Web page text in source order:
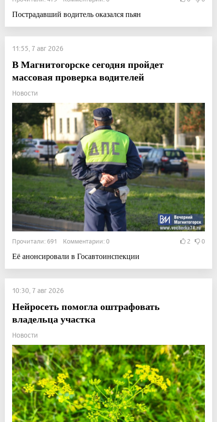
Пострадавший водитель оказался пьян
11:55, 7 авг 2026
В Магнитогорске сегодня пройдет
массовая проверка водителей
Новости
Прочитали: 691 Комментарии: 0 2 0
Её анонсировали в Госавтоинспекции
10:30, 7 авг 2026
Нейросеть помогла оштрафовать
владельца участка
Новости